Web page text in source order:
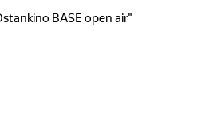
BASE open air"